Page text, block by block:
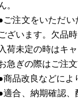
。
ご注文をいただ
ざいます。欠品
荷未定の時はキ
急ぎの際はご注
商品改良などによ
適合、納期確認